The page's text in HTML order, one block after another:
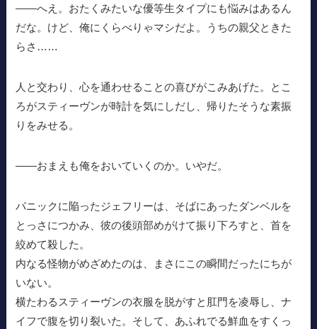
——へえ。おたくみたいな優等生タイプにも悩みはあるん
だな。けど、俺にくらべりゃマシだよ。うちの親父ときた
らさ……
人と交わり、心を通わせることの喜びがこみあげた。とこ
ろがスティーヴンが時計を気にしだし、帰りたそうな素振
りをみせる。
——おまえも俺をおいていくのか。いやだ。
パニックに陥ったジェフリーは、そばにあったダンベルを
とっさにつかみ、彼の後頭部めがけて振り下ろすと、首を
絞めて殺した。
内なる怪物がめざめたのは、まさにこの瞬間だったにちが
いない。
横たわるスティーヴンの衣服を脱がすと肛門を凌辱し、ナ
イフで腹を切り裂いた。そして、あふれでる鮮血をすくっ